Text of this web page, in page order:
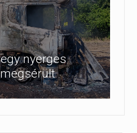
nyerges